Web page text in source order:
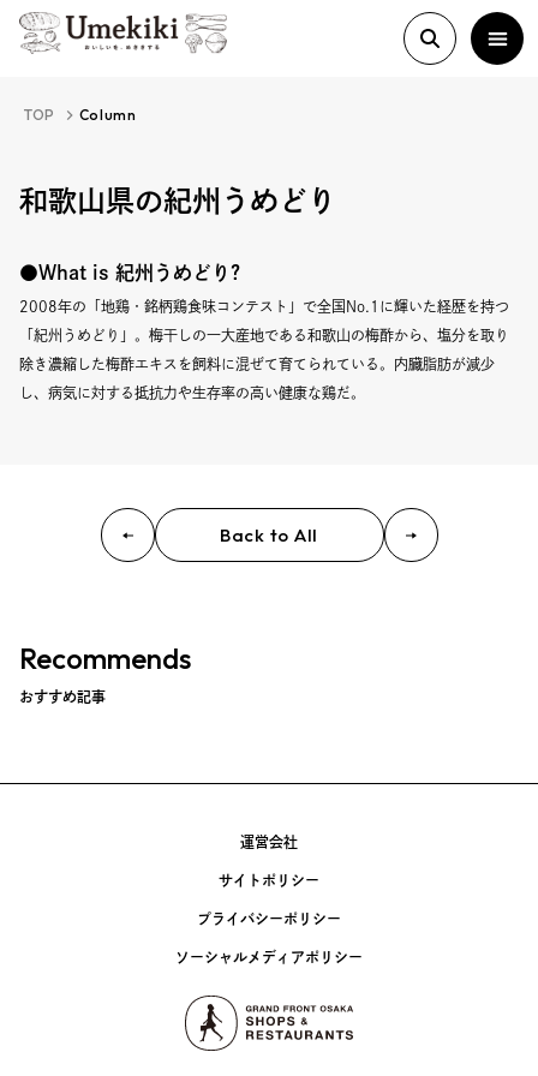
About
History
Food Study
Event
限定フェア
TOP Column
和歌山県の紀州うめどり
●What is 紀州うめどり?
2008年の「地鶏・銘柄鶏食味コンテスト」で全国No.1に輝いた経歴を持つ
「紀州うめどり」。梅干しの一大産地である和歌山の梅酢から、塩分を取り
除き濃縮した梅酢エキスを飼料に混ぜて育てられている。内臓脂肪が減少
し、病気に対する抵抗力や生存率の高い健康な鶏だ。
Back to All
Recommends
おすすめ記事
運営会社
サイトポリシー
プライバシーポリシー
ソーシャルメディアポリシー